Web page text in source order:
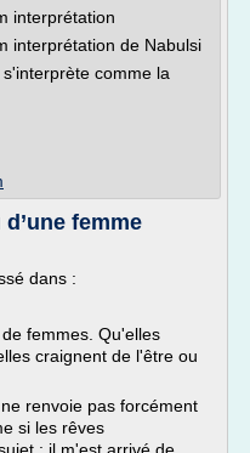
interprétation
interprétation de Nabulsi
comme la
femme
dans :
femmes. Qu'elles
craignent de l'être ou
renvoie pas forcément
si les rêves